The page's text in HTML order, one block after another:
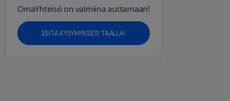
OmaYhteisö on valmiina auttamaan!
ESITÄ KYSYMYKSESI TÄÄLLÄ!